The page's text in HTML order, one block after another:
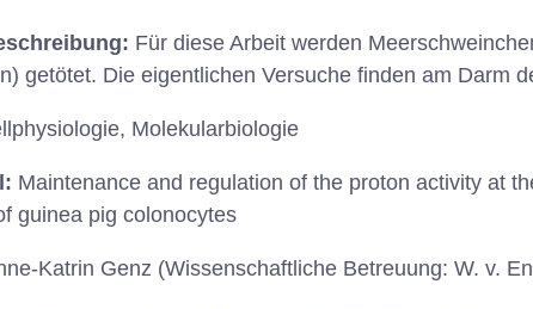
Für diese Arbeit werden
getötet. Die eigentlichen Versuche finden am Darm
Molekularbiologie
Maintenance and regulation of the proton activity at
guinea pig colonocytes
Katrin Genz (Wissenschaftliche Betreuung: W. v.